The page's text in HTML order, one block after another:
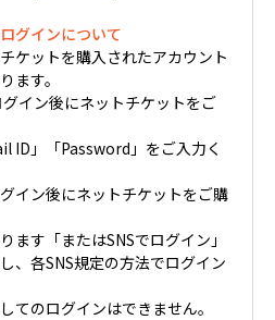
グインについて
ケットを購入されたアカウント
ます。
グイン後にネットチケットをご
ID」「Password」をご入力く
イン後にネットチケットをご購
ます「またはSNSでログイン」
、各SNS規定の方法でログイン
てのログインはできません。